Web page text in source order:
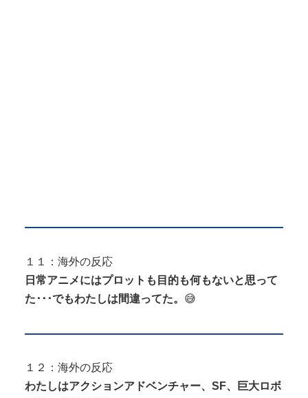
１１：海外の反応
日常アニメにはプロットも目的も何もないと思って
た･･･でもわたしは間違ってた。 😅
１２：海外の反応
わたしはアクションアドベンチャー、SF、巨大ロボ